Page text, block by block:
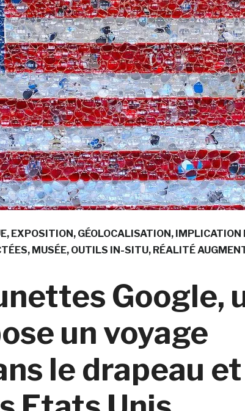
EXPOSITION GÉOLOCALISATION IMPLICATION
MUSÉE OUTILS IN-SITU RÉALITÉ
Google,
un voyage
le drapeau et